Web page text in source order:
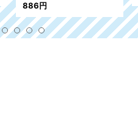
886円